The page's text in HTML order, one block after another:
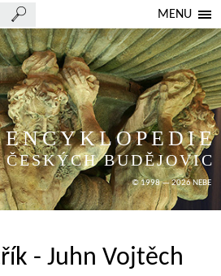
MENU
ENCYKLOPEDIE
ČESKÝCH BUDĚJOVIC
© 1998 — 2026 NEBE
- Juhn Vojtěch